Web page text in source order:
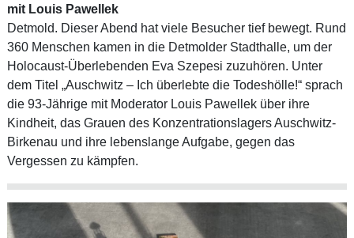
mit Louis Pawellek
Detmold. Dieser Abend hat viele Besucher tief bewegt. Rund
360 Menschen kamen in die Detmolder Stadthalle, um der
Holocaust-Überlebenden Eva Szepesi zuzuhören. Unter
dem Titel „Auschwitz – Ich überlebte die Todeshölle!“ sprach
die 93-Jährige mit Moderator Louis Pawellek über ihre
Kindheit, das Grauen des Konzentrationslagers Auschwitz-
Birkenau und ihre lebenslange Aufgabe, gegen das
Vergessen zu kämpfen.